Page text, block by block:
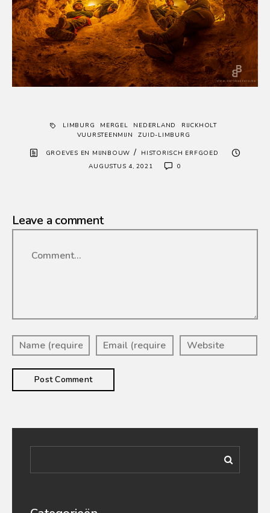
LIMBURG MERGEL NEDERLAND
RIJCKHOLT
VUURSTEENMIJN
ZUID-LIMBURG
GROEVES EN MIJNBOUW /
HISTORISCH ERFGOED
AUGUSTUS 4, 2021
0
Leave a comment